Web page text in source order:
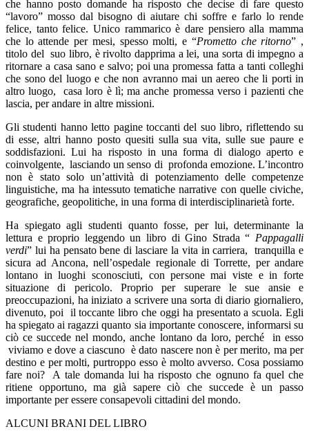
che hanno posto domande ha risposto che decise di fare questo
“lavoro” mosso dal bisogno di aiutare chi soffre e farlo lo rende
felice, tanto felice. Unico rammarico è dare pensiero alla mamma
che lo attende per mesi, spesso molti, e “Prometto che ritorno” ,
titolo del suo libro, è rivolto dapprima a lei, una sorta di impegno a
ritornare a casa sano e salvo; poi una promessa fatta a tanti colleghi
che sono del luogo e che non avranno mai un aereo che li porti in
altro luogo,
casa loro è lì; ma anche promessa verso i pazienti che
lascia, per andare in altre missioni.
Gli studenti hanno letto pagine toccanti del suo libro, riflettendo su
di esse, altri hanno posto quesiti sulla sua vita, sulle sue paure e
soddisfazioni. Lui ha risposto in una forma di dialogo aperto e
coinvolgente, lasciando un senso di profonda emozione. L’incontro
non è stato solo un’attività di potenziamento delle competenze
linguistiche, ma ha intessuto tematiche narrative con quelle civiche,
geografiche, geopolitiche, in una forma di interdisciplinarietà forte.
Ha spiegato agli studenti quanto fosse, per lui, determinante la
lettura e proprio leggendo un libro di Gino Strada “ Pappagalli
verdi” lui ha pensato bene di lasciare la vita in carriera,
tranquilla e
sicura ad Ancona, nell’ospedale regionale di Torrette, per andare
lontano in luoghi sconosciuti, con persone mai viste e in forte
situazione di pericolo. Proprio per superare le sue ansie e
preoccupazioni, ha iniziato a scrivere una sorta di diario giornaliero,
divenuto, poi
il toccante libro che oggi ha presentato a scuola. Egli
ha spiegato ai ragazzi quanto sia importante conoscere, informarsi su
ciò ce succede nel mondo, anche lontano da loro, perché
in esso
viviamo e dove a ciascuno è dato nascere non è per merito, ma per
destino e per molti, purtroppo esso è molto avverso. Cosa possiamo
fare noi?
A tale domanda lui ha risposto che ognuno fa quel che
ritiene opportuno, ma già sapere ciò che succede è un passo
importante per essere consapevoli cittadini del mondo.
ALCUNI BRANI DEL LIBRO